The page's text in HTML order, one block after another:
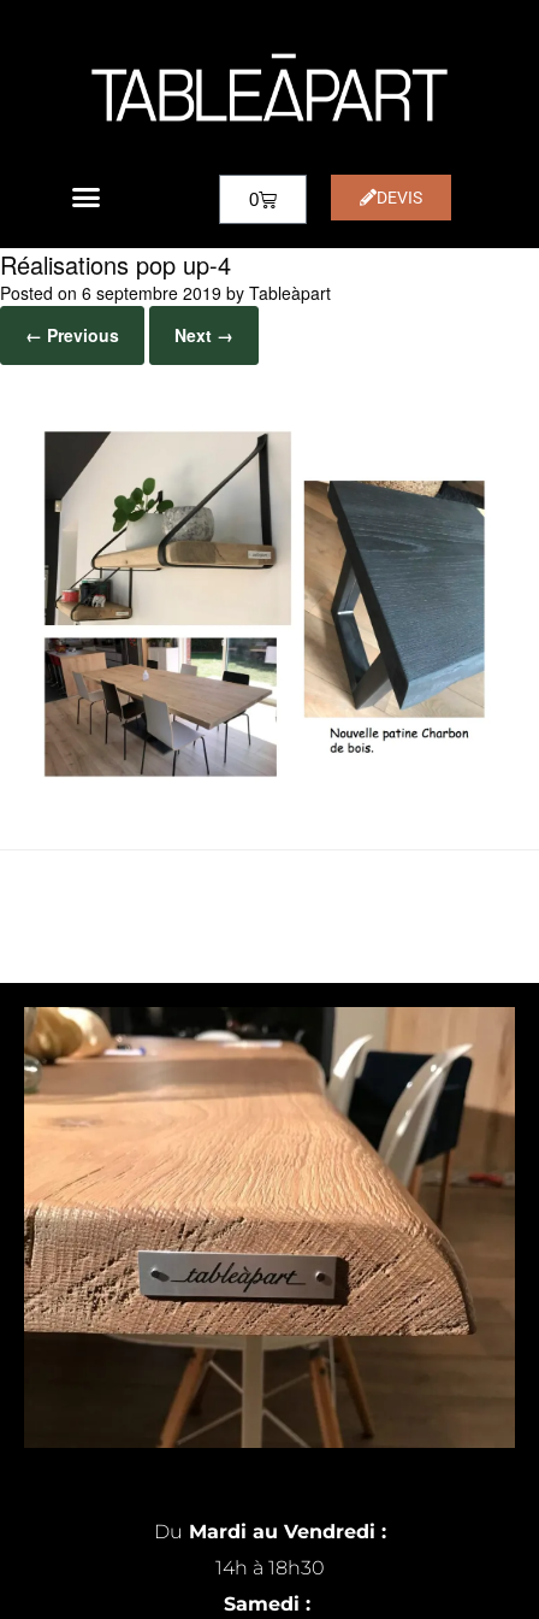
0 DEVIS
Réalisations pop up-4
Posted on 6 septembre 2019 by Tableàpart
← Previous
Next →
Du Mardi au Vendredi :
14h à 18h30
Samedi :